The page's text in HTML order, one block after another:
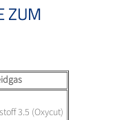
ZUM
3.5 (Oxycut)